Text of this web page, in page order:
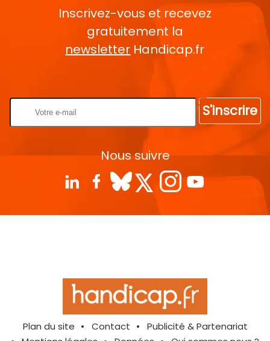
Inscrivez-vous et recevez
gratuitement la
newsletter Handicap.fr
S'inscrire
Nous suivre
Plan du site Contact
Publicité & Partenariat